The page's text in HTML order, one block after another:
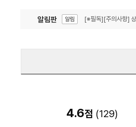
알림판 알림 [※필독][주의사항]
4.6점 (129)